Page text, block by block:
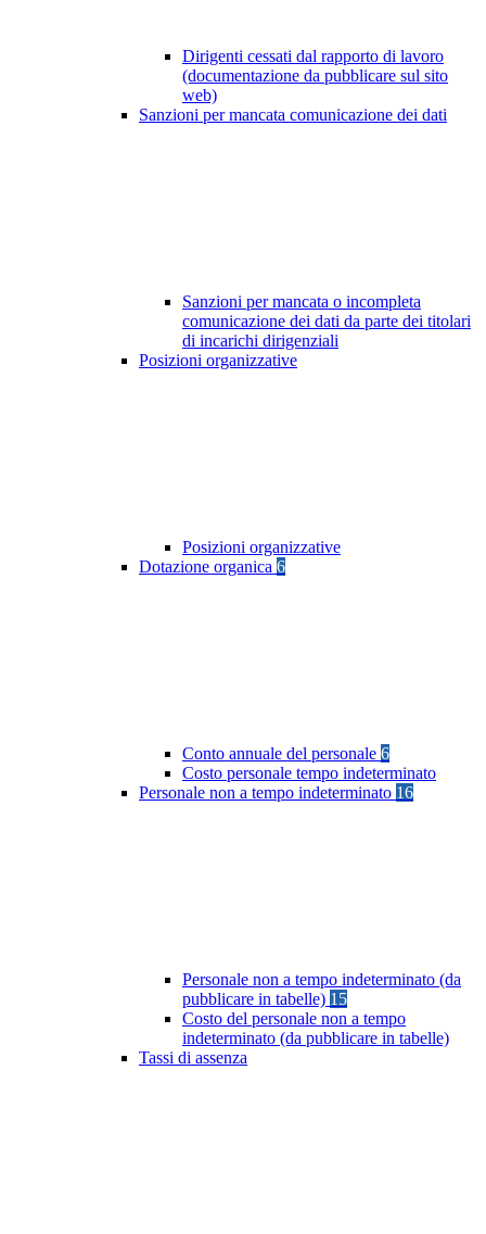
Dirigenti cessati dal rapporto di lavoro
(documentazione da pubblicare sul sito
web)
Sanzioni per mancata comunicazione dei dati
Sanzioni per mancata o incompleta
comunicazione dei dati da parte dei titolari
di incarichi dirigenziali
Posizioni organizzative
Posizioni organizzative
Dotazione organica 6
Conto annuale del personale 6
Costo personale tempo indeterminato
Personale non a tempo indeterminato 16
Personale non a tempo indeterminato (da
pubblicare in tabelle) 15
Costo del personale non a tempo
indeterminato (da pubblicare in tabelle)
Tassi di assenza